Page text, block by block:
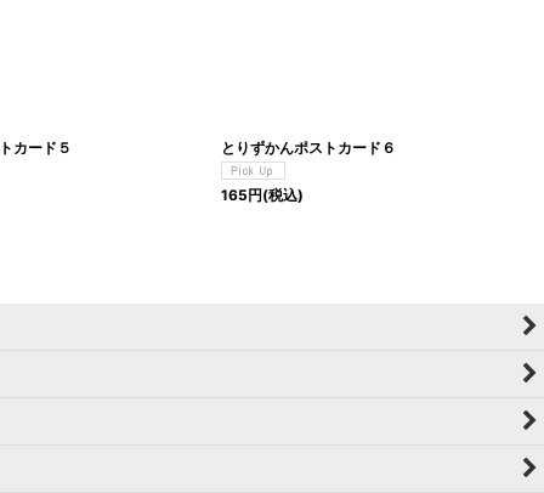
カード５ とりずかんポストカード６
165円(税込)